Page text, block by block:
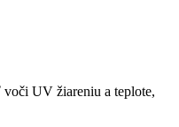
UV žiareniu a teplote,